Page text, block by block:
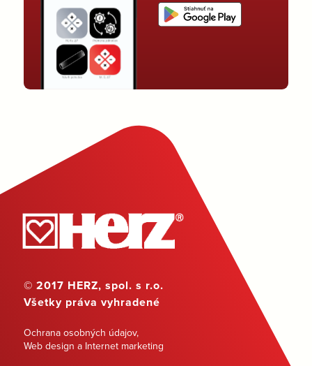
© 2017 HERZ, spol. s r.o.
Všetky práva vyhradené
Ochrana osobných údajov,
Web design a Internet marketing